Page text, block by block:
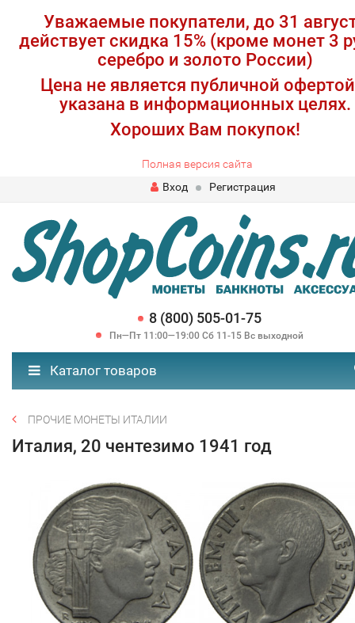
Уважаемые покупатели, до 31
действует скидка 15% (кроме монет 3
серебро и золото России)
Цена не является публичной
указана в информационных целях.
Хороших Вам покупок!
Полная версия сайта
Вход
Регистрация
8 (800) 505-01-75
Пн—Пт 11:00—19:00 Сб 11-15 Вс выходной
Каталог товаров
ПРОЧИЕ МОНЕТЫ ИТАЛИИ
Италия, 20 чентезимо 1941 год